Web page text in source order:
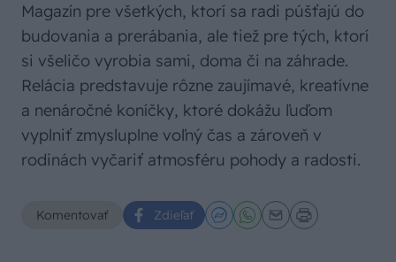
Magazín pre všetkých, ktorí sa radi púšťajú do
budovania a prerábania, ale tiež pre tých, ktorí
si všeličo vyrobia sami, doma či na záhrade.
Relácia predstavuje rôzne zaujímavé, kreatívne
a nenáročné koníčky, ktoré dokážu ľuďom
vyplniť zmysluplne voľný čas a zároveň v
rodinách vyčariť atmosféru pohody a radosti.
Komentovať Zdieľať